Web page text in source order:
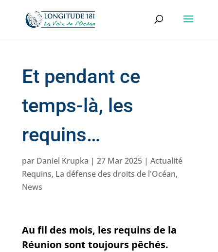
Et pendant ce
temps-là, les
requins…
par Daniel Krupka | 27 Mar 2025| Actualité
Requins, La défense des droits de l'Océan,
News
Au fil des mois, les requins de la
Réunion sont toujours pêchés.